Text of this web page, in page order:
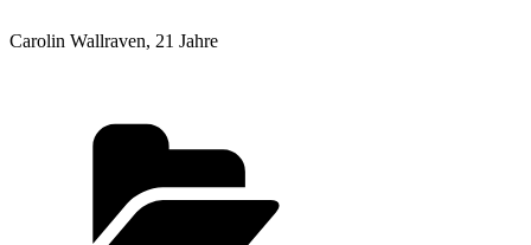
Carolin Wallraven, 21 Jahre